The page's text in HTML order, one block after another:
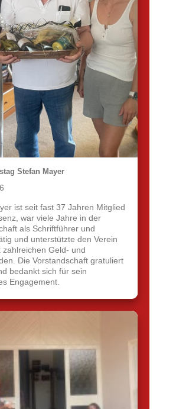
Stefan Mayer
ist seit fast 37 Jahren Mitglied
war viele Jahre in der
als Schriftführer und
und unterstützte den Verein
zahlreichen Geld- und
Die Vorstandschaft gratuliert
bedankt sich für sein
Engagement.